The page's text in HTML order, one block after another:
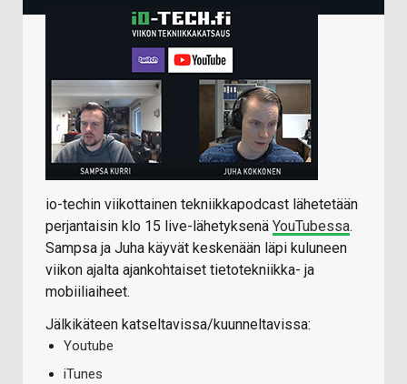
io-techin viikottainen tekniikkapodcast lähetetään
perjantaisin klo 15 live-lähetyksenä YouTubessa.
Sampsa ja Juha käyvät keskenään läpi kuluneen
viikon ajalta ajankohtaiset tietotekniikka- ja
mobiiliaiheet.
Jälkikäteen katseltavissa/kuunneltavissa:
Youtube
iTunes